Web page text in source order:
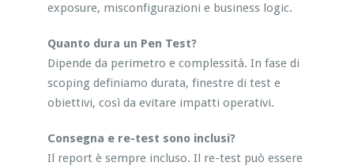
exposure, misconfigurazioni e business logic.
Quanto dura un Pen Test?
Dipende da perimetro e complessità. In fase di
scoping definiamo durata, finestre di test e
obiettivi, così da evitare impatti operativi.
Consegna e re-test sono inclusi?
Il report è sempre incluso. Il re-test può essere